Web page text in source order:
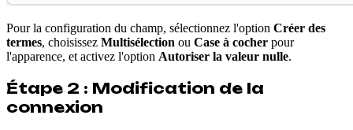
Pour la configuration du champ, sélectionnez l'option Créer des
termes, choisissez Multisélection ou Case à cocher pour
l'apparence, et activez l'option Autoriser la valeur nulle.
Étape 2 : Modification de la
connexion